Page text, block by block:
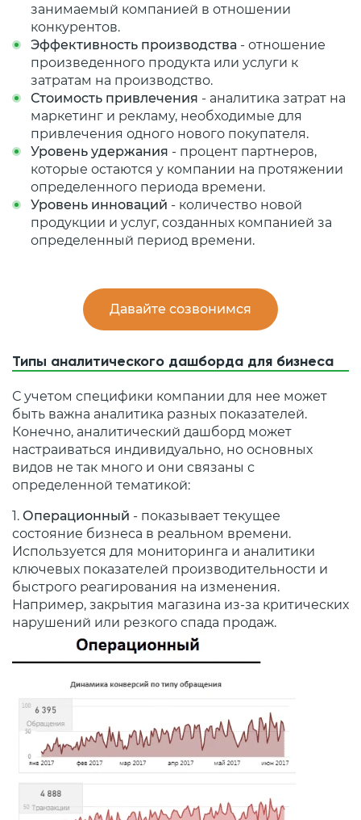
занимаемый компанией в отношении
конкурентов.
Эффективность производства - отношение
произведенного продукта или услуги к
затратам на производство.
Стоимость привлечения - аналитика затрат на
маркетинг и рекламу, необходимые для
привлечения одного нового покупателя.
Уровень удержания - процент партнеров,
которые остаются у компании на протяжении
определенного периода времени.
Уровень инноваций - количество новой
продукции и услуг, созданных компанией за
определенный период времени.
Давайте созвонимся
Типы аналитического дашборда для бизнеса
С учетом специфики компании для нее может
быть важна аналитика разных показателей.
Конечно, аналитический дашборд может
настраиваться индивидуально, но основных
видов не так много и они связаны с
определенной тематикой:
1. Операционный - показывает текущее
состояние бизнеса в реальном времени.
Используется для мониторинга и аналитики
ключевых показателей производительности и
быстрого реагирования на изменения.
Например, закрытия магазина из-за критических
нарушений или резкого спада продаж.